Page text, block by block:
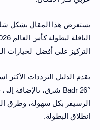
التركيز على أفضل الخيارات
انطلاق البطولة.